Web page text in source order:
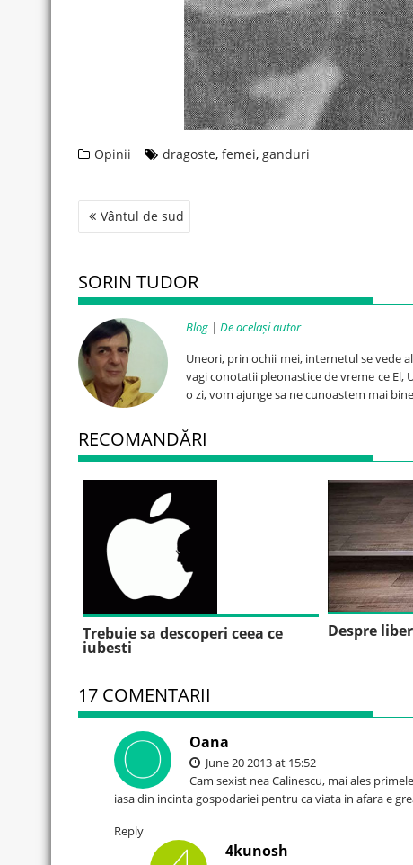
Opinii dragoste, femei, ganduri
Post
navigation
Vântul de sud
SORIN TUDOR
Blog | De același autor
Uneori, prin ochii mei, internetul se vede
vagi conotatii pleonastice de vreme ce El,
o zi, vom ajunge sa ne cunoastem mai
RECOMANDĂRI
Trebuie sa descoperi ceea ce
iubesti
Despre
17 COMENTARII
Oana
June 20 2013 at 15:52
Cam sexist nea Calinescu, mai ales
iasa din incinta gospodariei pentru ca viata in afara e
Reply
4kunosh